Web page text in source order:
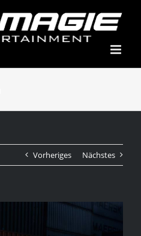
Vorheriges Nächstes